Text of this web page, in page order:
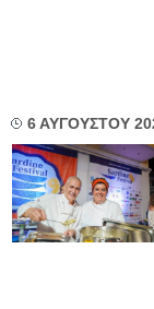
6 ΑΥΓΟΥΣΤΟΥ